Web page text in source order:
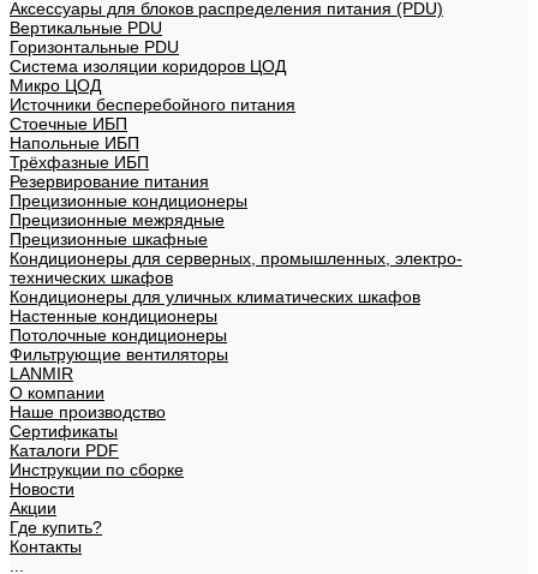
Аксессуары для блоков распределения питания (PDU)
Вертикальные PDU
Горизонтальные PDU
Система изоляции коридоров ЦОД
Микро ЦОД
Источники бесперебойного питания
Стоечные ИБП
Напольные ИБП
Трёхфазные ИБП
Резервирование питания
Прецизионные кондиционеры
Прецизионные межрядные
Прецизионные шкафные
Кондиционеры для серверных, промышленных, электро-
технических шкафов
Кондиционеры для уличных климатических шкафов
Настенные кондиционеры
Потолочные кондиционеры
Фильтрующие вентиляторы
LANMIR
О компании
Наше производство
Сертификаты
Каталоги PDF
Инструкции по сборке
Новости
Акции
Где купить?
Контакты